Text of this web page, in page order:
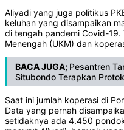
Aliyadi yang juga politikus
keluhan yang disampaikan
di tengah pandemi Covid-19.
Menengah (UKM) dan
BACA JUGA; Pesantren
Situbondo Terapkan
Saat ini jumlah koperasi di
Data yang pernah
setidaknya ada 4.450